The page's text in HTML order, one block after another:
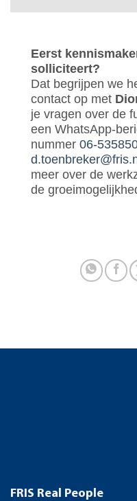
Eerst
solliciteert?
Dat begrijpen we
contact op met
je vragen over de
een WhatsApp-
nummer 06-
meer over de
de
FRIS Real People